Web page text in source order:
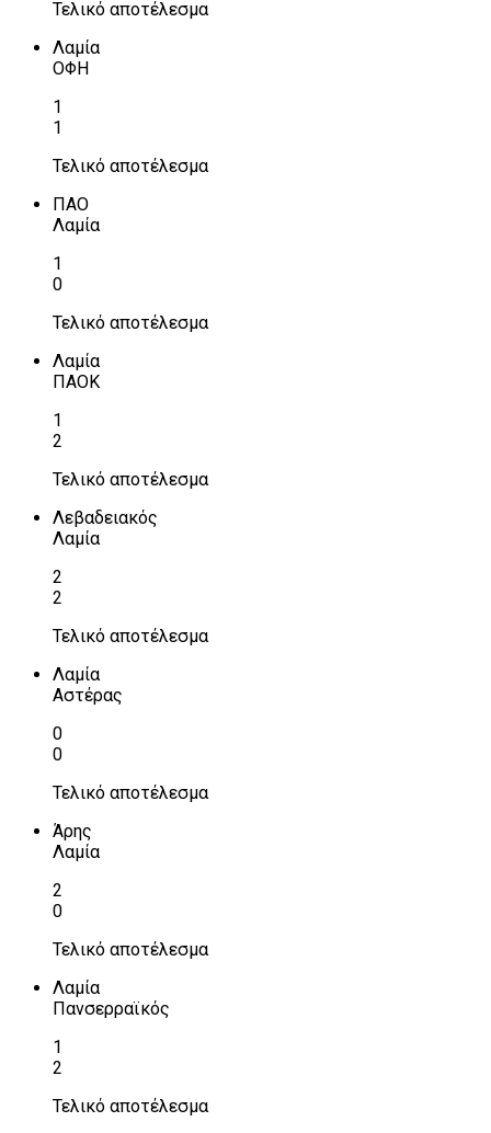
Τελικό αποτέλεσμα
Λαμία
ΟΦΗ
1
1
Τελικό αποτέλεσμα
ΠΑΟ
Λαμία
1
0
Τελικό αποτέλεσμα
Λαμία
ΠΑΟΚ
1
2
Τελικό αποτέλεσμα
Λεβαδειακός
Λαμία
2
2
Τελικό αποτέλεσμα
Λαμία
Αστέρας
0
0
Τελικό αποτέλεσμα
Άρης
Λαμία
2
0
Τελικό αποτέλεσμα
Λαμία
Πανσερραϊκός
1
2
Τελικό αποτέλεσμα